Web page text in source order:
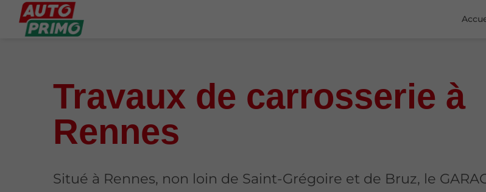
Travaux de carrosserie à
Rennes
Situé à Rennes, non loin de Saint-Grégoire et de Bruz, le